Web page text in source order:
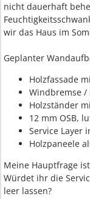
nicht dauerhaft
wir das Haus im
Geplanter
Holzfassade
Windbremse /
Holzständer
12 mm OSB,
Service Layer
Holzpaneele
Meine Hauptfrage
Würdet ihr die
leer lassen?